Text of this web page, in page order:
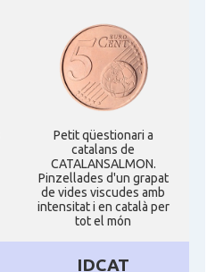
Petit qüestionari a
catalans de
CATALANSALMON.
Pinzellades d'un grapat
de vides viscudes amb
intensitat i en català per
tot el món
IDCAT